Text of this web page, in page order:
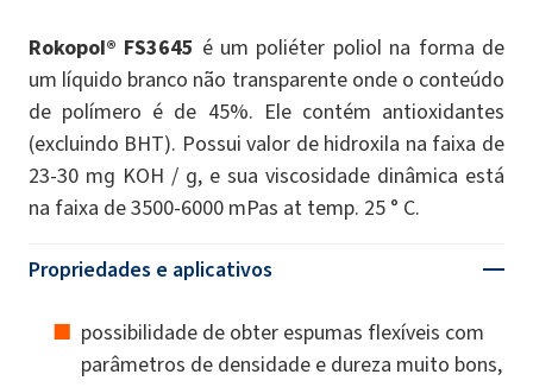
Rokopol® FS3645 é um poliéter poliol na forma de
um líquido branco não transparente onde o conteúdo
de polímero é de 45%. Ele contém antioxidantes
(excluindo BHT). Possui valor de hidroxila na faixa de
23-30 mg KOH / g, e sua viscosidade dinâmica está
na faixa de 3500-6000 mPas at temp. 25 ° C.
Propriedades e aplicativos
possibilidade de obter espumas flexíveis com
parâmetros de densidade e dureza muito bons,